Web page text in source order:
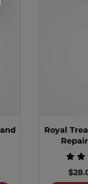
Royal